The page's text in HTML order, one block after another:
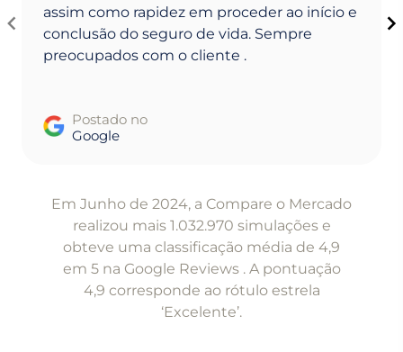
assim como rapidez em proceder ao início e
conclusão do seguro de vida. Sempre
preocupados com o cliente .
Postado no
Google
Em Junho de 2024, a Compare o Mercado
realizou mais 1.032.970 simulações e
obteve uma classificação média de 4,9
em 5 na Google Reviews . A pontuação
4,9 corresponde ao rótulo estrela
‘Excelente’.